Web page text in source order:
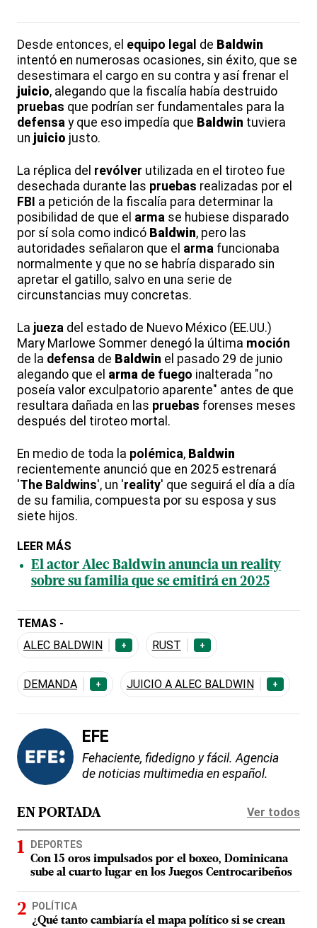
Desde entonces, el equipo legal de Baldwin
intentó en numerosas ocasiones, sin éxito, que se
desestimara el cargo en su contra y así frenar el
juicio, alegando que la fiscalía había destruido
pruebas que podrían ser fundamentales para la
defensa y que eso impedía que Baldwin tuviera
un juicio justo.
La réplica del revólver utilizada en el tiroteo fue
desechada durante las pruebas realizadas por el
FBI a petición de la fiscalía para determinar la
posibilidad de que el arma se hubiese disparado
por sí sola como indicó Baldwin, pero las
autoridades señalaron que el arma funcionaba
normalmente y que no se habría disparado sin
apretar el gatillo, salvo en una serie de
circunstancias muy concretas.
La jueza del estado de Nuevo México (EE.UU.)
Mary Marlowe Sommer denegó la última moción
de la defensa de Baldwin el pasado 29 de junio
alegando que el arma de fuego inalterada "no
poseía valor exculpatorio aparente" antes de que
resultara dañada en las pruebas forenses meses
después del tiroteo mortal.
En medio de toda la polémica, Baldwin
recientemente anunció que en 2025 estrenará
'The Baldwins', un 'reality' que seguirá el día a día
de su familia, compuesta por su esposa y sus
siete hijos.
LEER MÁS
El actor Alec Baldwin anuncia un reality
sobre su familia que se emitirá en 2025
TEMAS -
ALEC BALDWIN
+ RUST +
DEMANDA + JUICIO A ALEC BALDWIN +
EFE
Fehaciente, fidedigno y fácil. Agencia
de noticias multimedia en español.
EN PORTADA Ver todos
DEPORTES
Con 15 oros impulsados por el boxeo, Dominicana
sube al cuarto lugar en los Juegos Centrocaribeños
POLÍTICA
¿Qué tanto cambiaría el mapa político si se crean